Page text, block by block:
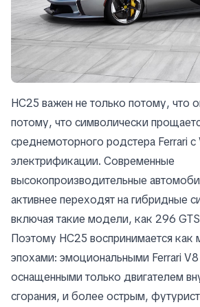
HC25 важен не только потому, что
потому, что символически
среднемоторного родстера Ferrari с
электрификации. Современные
высокопроизводительные
активнее переходят на гибридные
включая такие модели, как 296
Поэтому HC25 воспринимается
эпохами: эмоциональными Ferrari
оснащенными только двигателем
сгорания, и более острым,